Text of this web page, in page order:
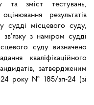
та зміст тестувань,
результатів
судді місцевого суду,
з наміром судді
суду визначено
кваліфікаційного
затвердженим
року № 185/зп-24 (зі